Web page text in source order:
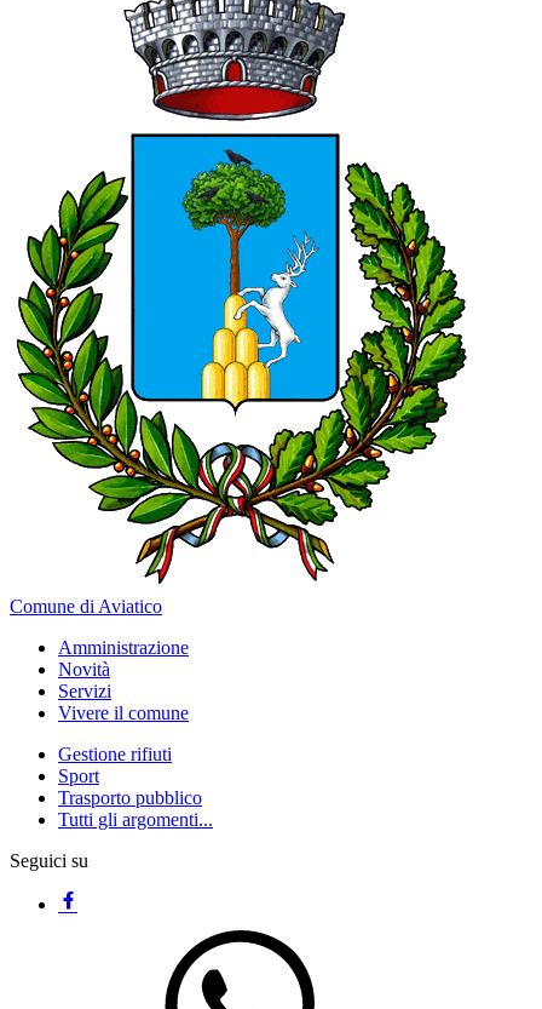
Comune di Aviatico
Amministrazione
Novità
Servizi
Vivere il comune
Gestione rifiuti
Sport
Trasporto pubblico
Tutti gli argomenti...
Seguici su